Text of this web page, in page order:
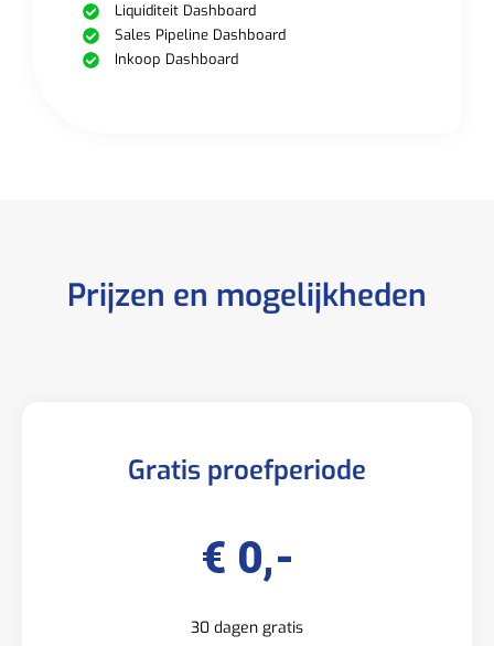
Liquiditeit Dashboard
Sales Pipeline Dashboard
Inkoop Dashboard
Prijzen en mogelijkheden
Gratis proefperiode
€ 0,-
30 dagen gratis